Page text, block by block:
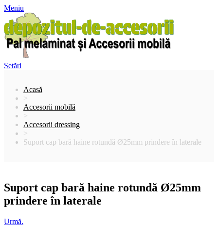
Meniu
Setări
Acasă
>
Accesorii mobilă
>
Accesorii dressing
>
Suport cap bară haine rotundă Ø25mm prindere în laterale
Suport cap bară haine rotundă Ø25mm
prindere în laterale
Urmă.